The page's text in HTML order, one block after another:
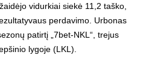
vidurkiai siekė 11,2 taško,
perdavimo. Urbonas
patirtį „7bet-NKL“, trejus
lygoje (LKL).